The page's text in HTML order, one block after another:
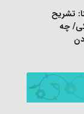
تشریح
چه